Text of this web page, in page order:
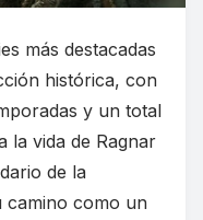
más destacadas
histórica, con
y un total
la vida de Ragnar
de la
camino como un